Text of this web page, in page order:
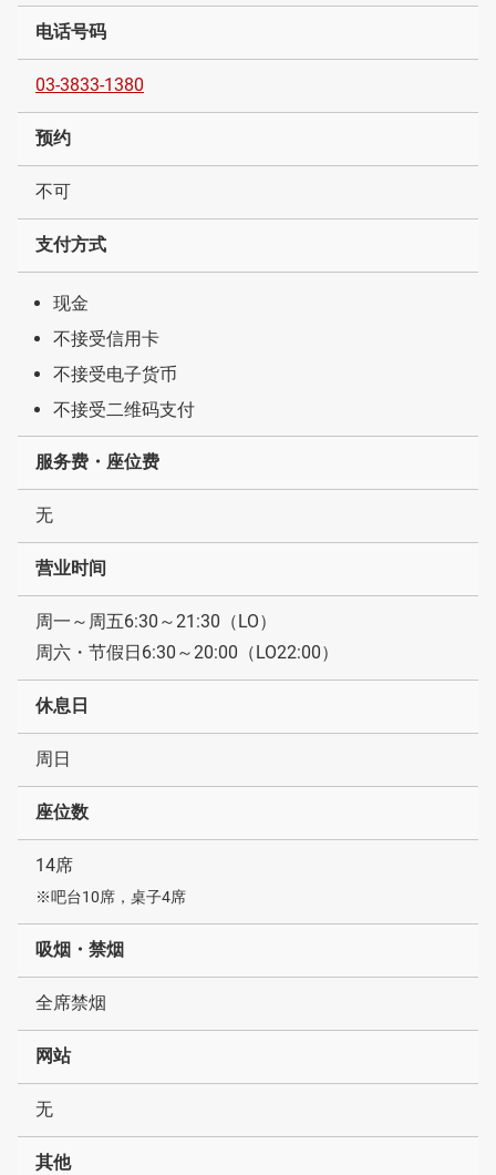
电话号码
03-3833-1380
预约
不可
支付方式
现金
不接受信用卡
不接受电子货币
不接受二维码支付
服务费・座位费
无
营业时间
周一～周五6:30～21:30（LO）
周六・节假日6:30～20:00（LO22:00）
休息日
周日
座位数
14席
※吧台10席，桌子4席
吸烟・禁烟
全席禁烟
网站
无
其他